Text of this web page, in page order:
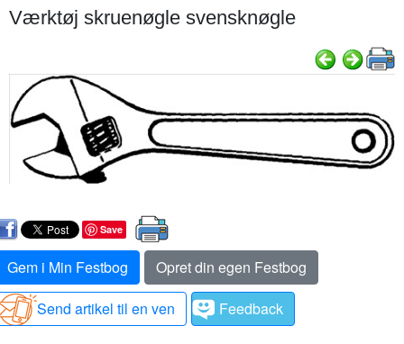
Værktøj skruenøgle svensknøgle
Save
Gem i Min Festbog
Opret din egen Festbog
Send artikel til en ven
Feedback